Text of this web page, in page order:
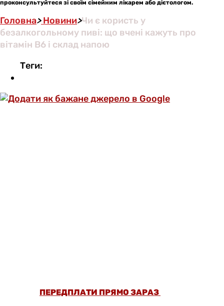
проконсультуйтеся зі своїм сімейним лікарем або дієтологом.
Головна>Новини>Чи є користь у
безалкогольному пиві: що вчені кажуть про
вітамін B6 і склад напою
Теги:
ПЕРЕДПЛАТИ ПРЯМО ЗАРАЗ